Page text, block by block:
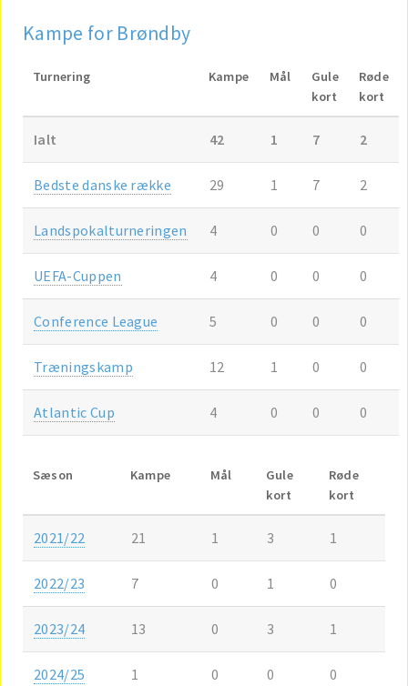
Kampe for Brøndby
Turnering Kampe Mål
Gule
kort
Røde
kort
Ialt 42 1 7 2
Bedste danske række 29 1 7 2
Landspokalturneringen 4 0 0 0
UEFA-Cuppen 4 0 0 0
Conference League 5 0 0 0
Træningskamp 12 1 0 0
Atlantic Cup 4 0 0 0
Sæson Kampe Mål
Gule
kort
Røde
kort
2021/22 21 1 3 1
2022/23 7 0 1 0
2023/24 13 0 3 1
2024/25 1 0 0 0